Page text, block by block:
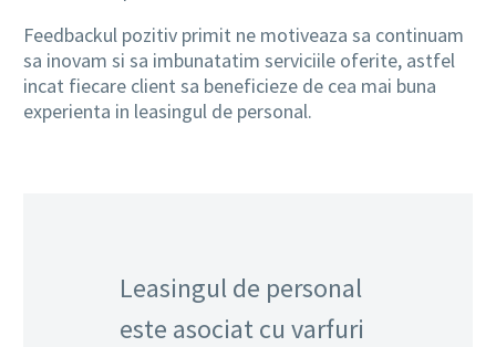
Feedbackul pozitiv primit ne motiveaza sa continuam
sa inovam si sa imbunatatim serviciile oferite, astfel
incat fiecare client sa beneficieze de cea mai buna
experienta in leasingul de personal.
Leasingul de personal
este asociat cu varfuri